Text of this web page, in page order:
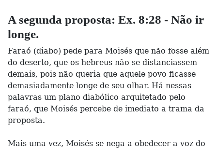
A segunda proposta: Ex. 8:28 - Não ir
longe.
Faraó (diabo) pede para Moisés que não fosse além
do deserto, que os hebreus não se distanciassem
demais, pois não queria que aquele povo ficasse
demasiadamente longe de seu olhar. Há nessas
palavras um plano diabólico arquitetado pelo
faraó, que Moisés percebe de imediato a trama da
proposta.
Mais uma vez, Moisés se nega a obedecer a voz do